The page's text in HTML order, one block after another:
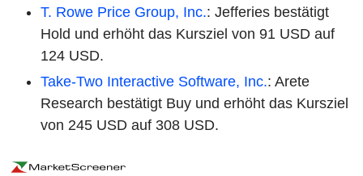
T. Rowe Price Group, Inc.: Jefferies bestätigt
Hold und erhöht das Kursziel von 91 USD auf
124 USD.
Take-Two Interactive Software, Inc.: Arete
Research bestätigt Buy und erhöht das Kursziel
von 245 USD auf 308 USD.